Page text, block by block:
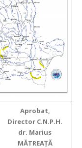
Aprobat,
Director C.N.P.H.
dr. Marius
MĂTREAŢĂ